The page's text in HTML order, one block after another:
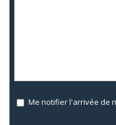
Me notifier l'arrivée de